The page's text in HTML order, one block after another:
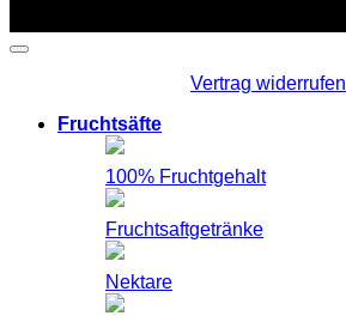
Vertrag widerrufen
Fruchtsäfte
100% Fruchtgehalt
Fruchtsaftgetränke
Nektare